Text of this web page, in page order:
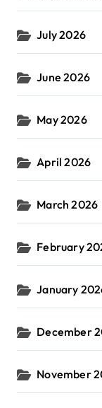
July 2026
June 2026
May 2026
April 2026
March 2026
February
January
December
November